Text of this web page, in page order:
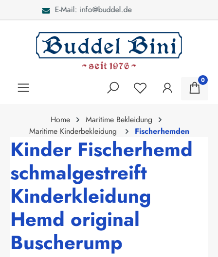
springen Bei Fragen: 040 - 46 28 52
0
Home
Maritime Bekleidung
Maritime Kinderbekleidung
Fischerhemden
Kinder Fischerhemd
schmalgestreift
Kinderkleidung
Hemd original
Buscherump